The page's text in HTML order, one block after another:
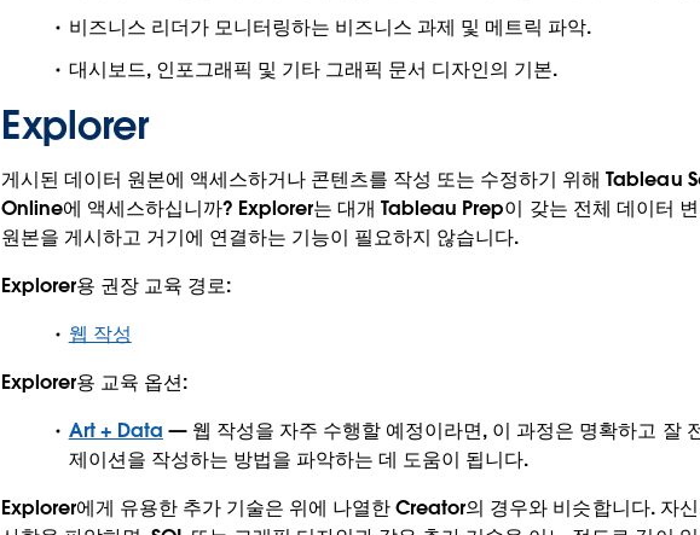
비즈니스 리더가 모니터링하는 비즈니스 과제 및 메트릭 파악.
대시보드, 인포그래픽 및 기타 그래픽 문서 디자인의 기본.
Explorer
게시된 데이터 원본에 액세스하거나 콘텐츠를 작성 또는 수정하기 위해 Tableau
Online에 액세스하십니까? Explorer는 대개 Tableau Prep이 갖는 전체 데이터
원본을 게시하고 거기에 연결하는 기능이 필요하지 않습니다.
Explorer용 권장 교육 경로:
웹 작성
Explorer용 교육 옵션:
Art + Data — 웹 작성을 자주 수행할 예정이라면, 이 과정은 명확하고 잘
제이션을 작성하는 방법을 파악하는 데 도움이 됩니다.
Explorer에게 유용한 추가 기술은 위에 나열한 Creator의 경우와 비슷합니다. 자